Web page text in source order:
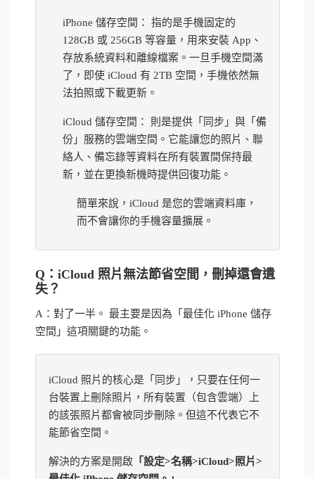
iPhone 儲存空間： 指的是手機固定的
128GB 或 256GB 等容量，用來安裝 App、
存放系統資料和離線檔案。一旦手機空間滿
了，即使 iCloud 有 2TB 空間，手機依然無
法拍照或下載更新。
iCloud 儲存空間： 則是提供「同步」與「備
份」服務的雲端空間。它能讓您的照片、聯
絡人、備忘錄等資料在所有裝置間保持最
新，並在更換新機時提供回復功能。
簡單來說，iCloud 是您的雲端資料庫，
而不會讓你的手機容量擴展。
Q：iCloud 照片無法節省空間，刪掉還會遺
失？
A：對了一半。 最主要是因為「最佳化 iPhone 儲存
空間」這項關鍵的功能。
iCloud 照片的核心是「同步」，只要在任何一
台裝置上刪除照片，所有裝置（包含雲端）上
的該張照片都會被同步刪除。但這不代表它不
能節省空間。
解決的方案是開啟 「設定>名稱>iCloud>照片>